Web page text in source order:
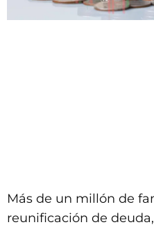
Más de un millón de
reunificación de